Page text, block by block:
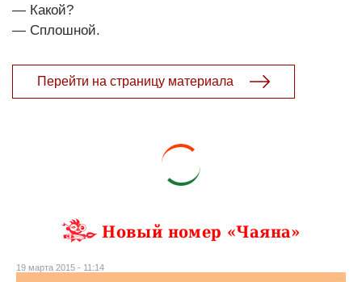
— Какой?
— Сплошной.
Перейти на страницу материала
Новый номер «Чаяна»
19 марта 2015 - 11:14